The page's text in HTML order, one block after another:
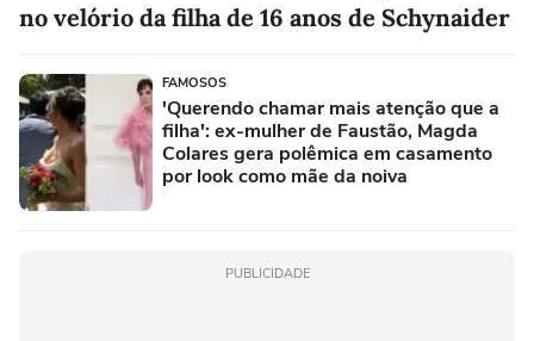
no velório da filha de 16 anos de Schynaider
FAMOSOS
'Querendo chamar mais atenção que a
filha': ex-mulher de Faustão, Magda
Colares gera polêmica em casamento
por look como mãe da noiva
PUBLICIDADE